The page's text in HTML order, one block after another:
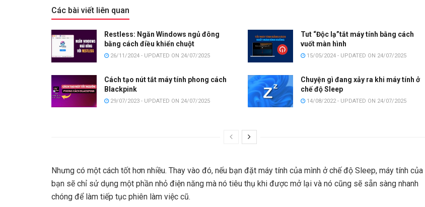
Các bài viết liên quan
Restless: Ngăn Windows ngủ đông
bằng cách điều khiển chuột
26/11/2024 - UPDATED ON 24/07/2025
Tut “Độc lạ”tắt máy tính bằng cách
vuốt màn hình
15/05/2024 - UPDATED ON 24/07/2025
Cách tạo nút tắt máy tính phong cách
Blackpink
29/07/2023 - UPDATED ON 24/07/2025
Chuyện gì đang xảy ra khi máy tính ở
chế độ Sleep
14/08/2022 - UPDATED ON 24/07/2025
Nhưng có một cách tốt hơn nhiều. Thay vào đó, nếu bạn đặt máy tính của mình ở chế độ Sleep, máy tính của
bạn sẽ chỉ sử dụng một phần nhỏ điện năng mà nó tiêu thụ khi được mở lại và nó cũng sẽ sẵn sàng nhanh
chóng để làm tiếp tục phiên làm việc cũ.